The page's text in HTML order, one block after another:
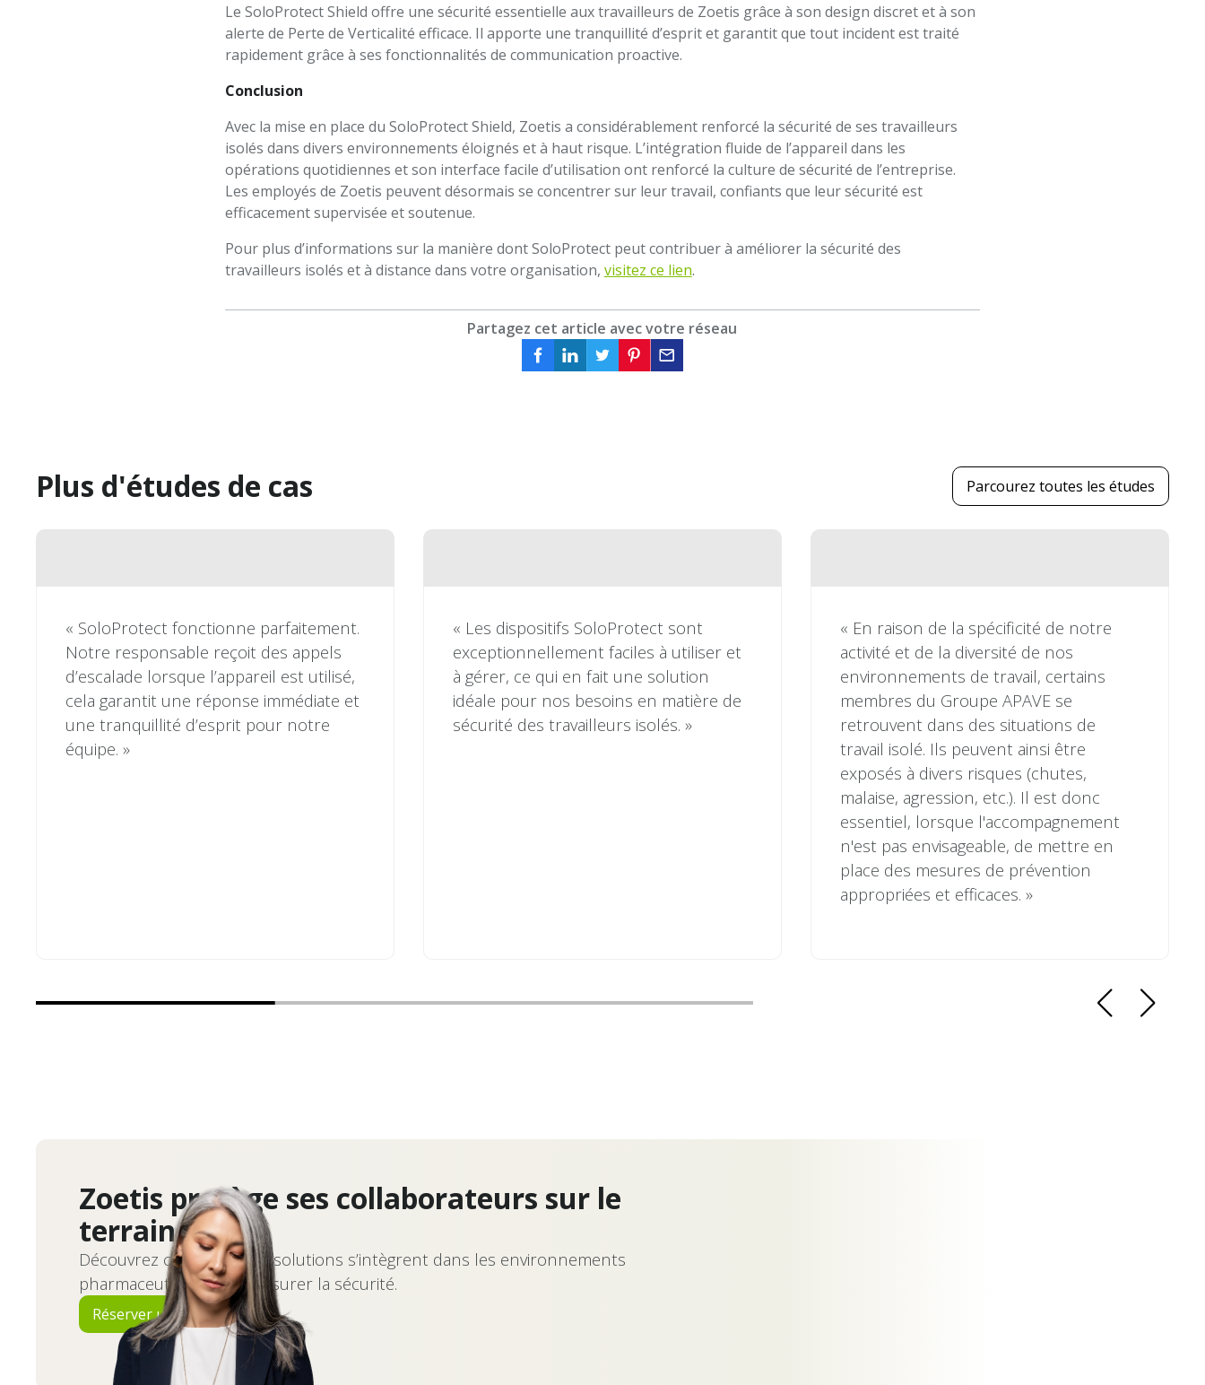
Le SoloProtect Shield offre une sécurité essentielle aux travailleurs de Zoetis grâce à son design discret et à son
alerte de Perte de Verticalité efficace. Il apporte une tranquillité d’esprit et garantit que tout incident est traité
rapidement grâce à ses fonctionnalités de communication proactive.
Conclusion
Avec la mise en place du SoloProtect Shield, Zoetis a considérablement renforcé la sécurité de ses travailleurs
isolés dans divers environnements éloignés et à haut risque. L’intégration fluide de l’appareil dans les
opérations quotidiennes et son interface facile d’utilisation ont renforcé la culture de sécurité de l’entreprise.
Les employés de Zoetis peuvent désormais se concentrer sur leur travail, confiants que leur sécurité est
efficacement supervisée et soutenue.
Pour plus d’informations sur la manière dont SoloProtect peut contribuer à améliorer la sécurité des
travailleurs isolés et à distance dans votre organisation, visitez ce lien.
Partagez cet article avec votre réseau
Plus d'études de cas Parcourez toutes les études
« SoloProtect fonctionne parfaitement.
Notre responsable reçoit des appels
d’escalade lorsque l’appareil est utilisé,
cela garantit une réponse immédiate et
une tranquillité d’esprit pour notre
équipe. »
« Les dispositifs SoloProtect sont
exceptionnellement faciles à utiliser et
à gérer, ce qui en fait une solution
idéale pour nos besoins en matière de
sécurité des travailleurs isolés. »
« En raison de la spécificité de notre
activité et de la diversité de nos
environnements de travail, certains
membres du Groupe APAVE se
retrouvent dans des situations de
travail isolé. Ils peuvent ainsi être
exposés à divers risques (chutes,
malaise, agression, etc.). Il est donc
essentiel, lorsque l'accompagnement
n'est pas envisageable, de mettre en
place des mesures de prévention
appropriées et efficaces. »
Zoetis protège ses collaborateurs sur le
terrain
Découvrez comment nos solutions s’intègrent dans les environnements
pharmaceutiques pour assurer la sécurité.
Réserver une démo